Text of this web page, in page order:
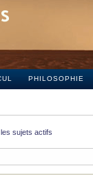
PHILOSOPHIE
les sujets actifs